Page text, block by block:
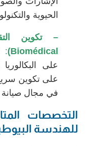
الحيوية
Biomédical)
:
على
على تكوين
في مجال صيانة
التخصصات
للهندسة